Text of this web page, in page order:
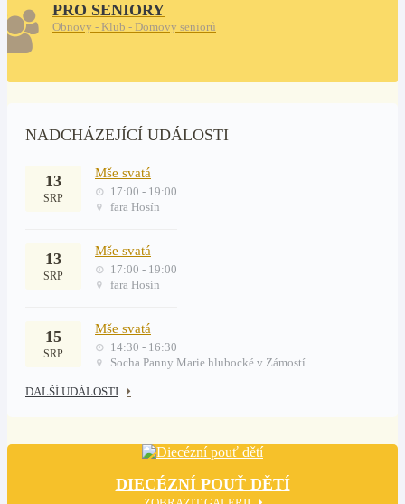
PRO SENIORY
Obnovy - Klub - Domovy seniorů
NADCHÁZEJÍCÍ UDÁLOSTI
13
SRP
Mše svatá
17:00 - 19:00
fara Hosín
13
SRP
Mše svatá
17:00 - 19:00
fara Hosín
15
SRP
Mše svatá
14:30 - 16:30
Socha Panny Marie hlubocké v Zámostí
DALŠÍ UDÁLOSTI
DIECÉZNÍ POUŤ DĚTÍ